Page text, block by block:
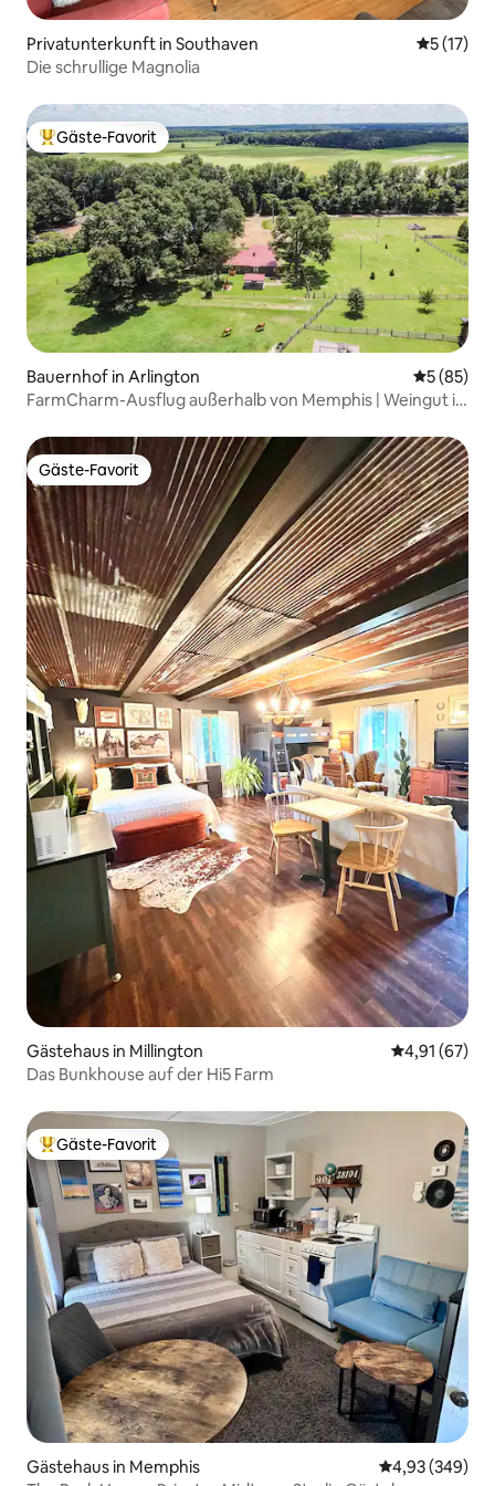
Privatunterkunft in Southaven
5 (17)
Die schrullige Magnolia
Beliebter Gäste-Favorit.
Gäste-Favorit
Bauernhof in Arlington
5 (85)
FarmCharm-Ausflug außerhalb von Memphis | Weingut in
Gäste-Favorit
Gäste-Favorit
Gästehaus in Millington
4,91 (67)
Das Bunkhouse auf der Hi5 Farm
Beliebter Gäste-Favorit.
Gäste-Favorit
Gästehaus in Memphis
4,93 (349)